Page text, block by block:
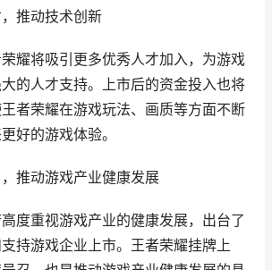
推动技术创新
耀将吸引更多优秀人才加入，为游戏
的人才支持。上市后的资金投入也将
者荣耀在游戏玩法、画质等方面不断
好的游戏体验。
推动游戏产业健康发展
度重视游戏产业的健康发展，出台了
持游戏企业上市。王者荣耀挂牌上